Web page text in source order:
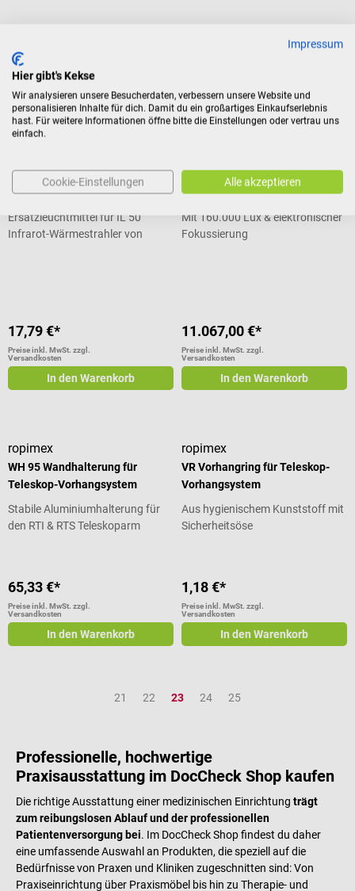
Preise inkl. MwSt. zzgl.
Versandkosten
Ersatzstrahler für IL 50
Ersatzleuchtmittel für IL 50
Infrarot-Wärmestrahler von
17,79 €*
Preise inkl. MwSt. zzgl.
Versandkosten
In den Warenkorb
Operationsleuchte LED 8MC
Deckenmodell
Mit 160.000 Lux & elektronischer
Fokussierung
11.067,00 €*
Preise inkl. MwSt. zzgl.
Versandkosten
In den Warenkorb
ropimex
WH 95 Wandhalterung für
Teleskop-Vorhangsystem
Stabile Aluminiumhalterung für
den RTI & RTS Teleskoparm
65,33 €*
Preise inkl. MwSt. zzgl.
Versandkosten
In den Warenkorb
ropimex
VR Vorhangring für Teleskop-
Vorhangsystem
Aus hygienischem Kunststoff mit
Sicherheitsöse
1,18 €*
Preise inkl. MwSt. zzgl.
Versandkosten
In den Warenkorb
Seite
21 Seite
22 Seite
23 Seite
24 Seite
25
Professionelle, hochwertige
Praxisausstattung im DocCheck Shop kaufen
Die richtige Ausstattung einer medizinischen Einrichtung trägt
zum reibungslosen Ablauf und der professionellen
Patientenversorgung bei. Im DocCheck Shop findest du daher
eine umfassende Auswahl an Produkten, die speziell auf die
Bedürfnisse von Praxen und Kliniken zugeschnitten sind: Von
Praxiseinrichtung über Praxismöbel bis hin zu Therapie- und
Impressum
Hier gibt's Kekse
Wir analysieren unsere Besucherdaten, verbessern unsere Website und
personalisieren Inhalte für dich. Damit du ein großartiges Einkaufserlebnis
hast. Für weitere Informationen öffne bitte die Einstellungen oder vertrau uns
einfach.
Cookie-Einstellungen Alle akzeptieren